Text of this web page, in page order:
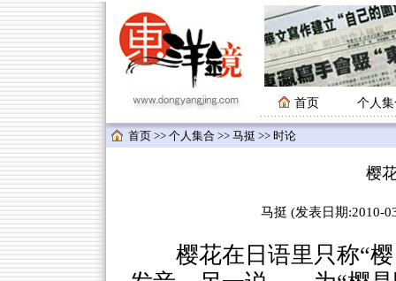
首页 个人
首页 >> 个人集合 >> 马挺 >> 时论
樱
马挺 (发表日期:2010-
樱花在日语里只称“樱